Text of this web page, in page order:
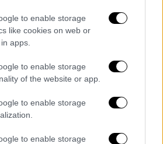
to enable storage
like cookies on web or
apps.
to enable storage
of the website or app.
to enable storage
to enable storage
με ασθενοφόρο
Γενικό Νοσοκομείο
όπου διαπιστώθηκε ο
διενεργείται από